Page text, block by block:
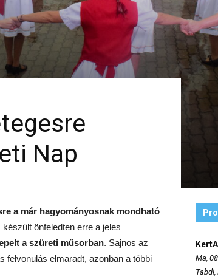
Nap
a már hagyományosnak mondható
önfeledten erre a jeles
a szüreti műsorban. Sajnos az
felvonulás elmaradt, azonban a többi
Ma,